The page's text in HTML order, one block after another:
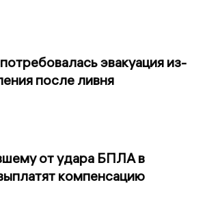
эвакуация из-
после ливня
от удара БПЛА в
компенсацию